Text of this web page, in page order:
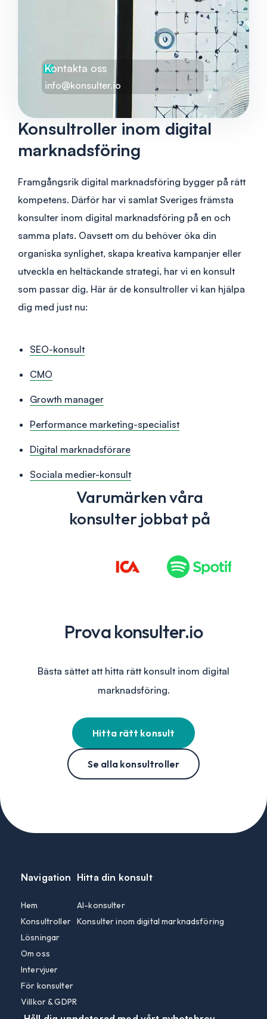
Kontakta oss
info@konsulter.io
Konsultroller inom digital
marknadsföring
Framgångsrik digital marknadsföring bygger på rätt
kompetens. Därför har vi samlat Sveriges främsta
konsulter inom digital marknadsföring på en och
samma plats. Oavsett om du behöver öka din
organiska synlighet, skapa kreativa kampanjer eller
utveckla en heltäckande strategi, har vi en konsult
som passar dig. Här är de konsultroller vi kan hjälpa
dig med just nu:
SEO-konsult
CMO
Growth manager
Performance marketing-specialist
Digital marknadsförare
Sociala medier-konsult
Varumärken våra
konsulter jobbat på
Prova konsulter.io
Bästa sättet att hitta rätt konsult inom digital
marknadsföring.
Hitta rätt konsult
Se alla konsultroller
Navigation
Hem
Konsultroller
Lösningar
Om oss
Intervjuer
För konsulter
Villkor & GDPR
Hitta din konsult
AI-konsulter
Konsulter inom digital marknadsföring